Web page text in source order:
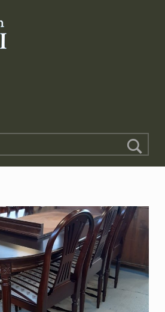
Tattarisuon Antiikki